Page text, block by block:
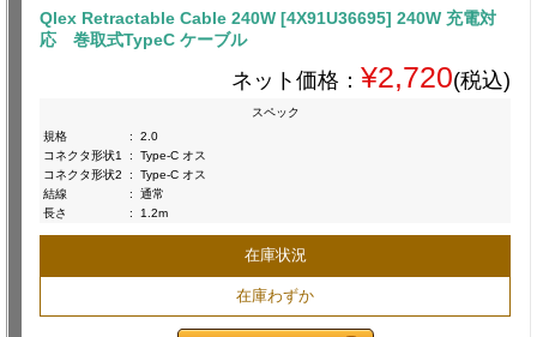
Qlex Retractable Cable 240W [4X91U36695] 240W 充電対
応 巻取式TypeC ケーブル
ネット価格： ¥2,720(税込)
スペック
規格
:
2.0
コネクタ形状1
:
Type-C オス
コネクタ形状2
:
Type-C オス
結線
:
通常
長さ
: 1.2m
在庫状況
在庫わずか